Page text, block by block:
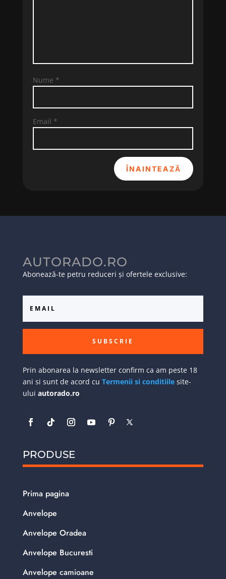
Nume *
Email *
ÎNAINTEAZĂ
AUTORADO.RO
Abonează-te petru reduceri și ofertele exclusive:
SUBSCRIE
Prin abonarea la newsletter confirm ca am peste 18
ani si sunt de acord cu Termenii si conditiilesite-
ului autorado.ro
PRODUSE
Prima pagina
Anvelope
Anvelope Oradea
Anvelope Bucuresti
Anvelope camioane